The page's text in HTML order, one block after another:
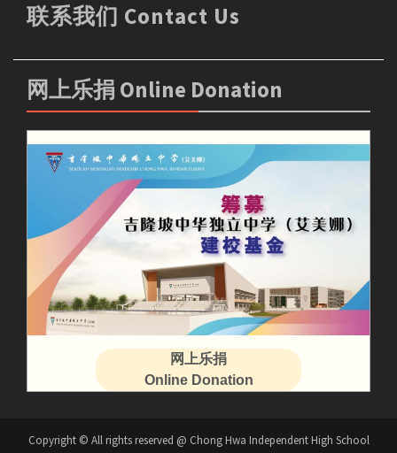
联系我们 Contact Us
网上乐捐 Online Donation
网上乐捐
Online Donation
Copyright © All rights reserved @ Chong Hwa Independent High School